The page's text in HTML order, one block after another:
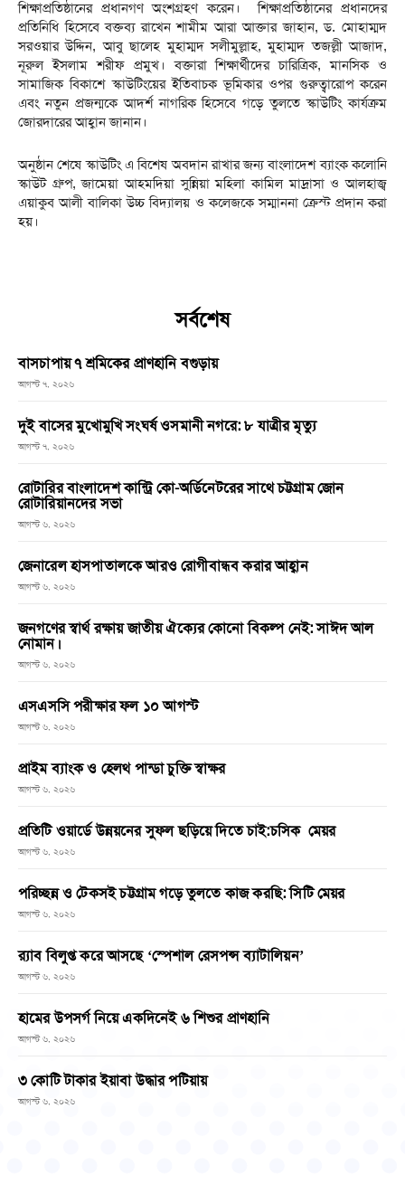
শিক্ষাপ্রতিষ্ঠানের প্রধানগণ অংশগ্রহণ করেন। শিক্ষাপ্রতিষ্ঠানের প্রধানদের
প্রতিনিধি হিসেবে বক্তব্য রাখেন শামীম আরা আক্তার জাহান, ড. মোহাম্মদ
সরওয়ার উদ্দিন, আবু ছালেহ মুহাম্মদ সলীমুল্লাহ, মুহাম্মদ তজল্লী আজাদ,
নূরুল ইসলাম শরীফ প্রমুখ। বক্তারা শিক্ষার্থীদের চারিত্রিক, মানসিক ও
সামাজিক বিকাশে স্কাউটিংয়ের ইতিবাচক ভূমিকার ওপর গুরুত্বারোপ করেন
এবং নতুন প্রজন্মকে আদর্শ নাগরিক হিসেবে গড়ে তুলতে স্কাউটিং কার্যক্রম
জোরদারের আহ্বান জানান।
অনুষ্ঠান শেষে স্কাউটিং এ বিশেষ অবদান রাখার জন্য বাংলাদেশ ব্যাংক কলোনি
স্কাউট গ্রুপ, জামেয়া আহমদিয়া সুন্নিয়া মহিলা কামিল মাদ্রাসা ও আলহাজ্ব
এয়াকুব আলী বালিকা উচ্চ বিদ্যালয় ও কলেজকে সম্মাননা ক্রেস্ট প্রদান করা
হয়।
সর্বশেষ
বাসচাপায় ৭ শ্রমিকের প্রাণহানি বগুড়ায়
আগস্ট ৭, ২০২৬
দুই বাসের মুখোমুখি সংঘর্ষ ওসমানী নগরে: ৮ যাত্রীর মৃত্যু
আগস্ট ৭, ২০২৬
রোটারির বাংলাদেশ কান্ট্রি কো-অর্ডিনেটরের সাথে চট্টগ্রাম জোন
রোটারিয়ানদের সভা
আগস্ট ৬, ২০২৬
জেনারেল হাসপাতালকে আরও রোগীবান্ধব করার আহ্বান
আগস্ট ৬, ২০২৬
জনগণের স্বার্থ রক্ষায় জাতীয় ঐক্যের কোনো বিকল্প নেই: সাঈদ আল
নোমান।
আগস্ট ৬, ২০২৬
এসএসসি পরীক্ষার ফল ১০ আগস্ট
আগস্ট ৬, ২০২৬
প্রাইম ব্যাংক ও হেলথ পান্ডা চুক্তি স্বাক্ষর
আগস্ট ৬, ২০২৬
প্রতিটি ওয়ার্ডে উন্নয়নের সুফল ছড়িয়ে দিতে চাই:চসিক মেয়র
আগস্ট ৬, ২০২৬
পরিচ্ছন্ন ও টেকসই চট্টগ্রাম গড়ে তুলতে কাজ করছি: সিটি মেয়র
আগস্ট ৬, ২০২৬
র‌্যাব বিলুপ্ত করে আসছে ‘স্পেশাল রেসপন্স ব্যাটালিয়ন’
আগস্ট ৬, ২০২৬
হামের উপসর্গ নিয়ে একদিনেই ৬ শিশুর প্রাণহানি
আগস্ট ৬, ২০২৬
৩ কোটি টাকার ইয়াবা উদ্ধার পটিয়ায়
আগস্ট ৬, ২০২৬